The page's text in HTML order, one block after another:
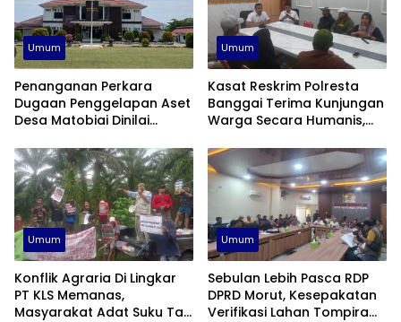
Umum
Penanganan Perkara
Dugaan Penggelapan Aset
Desa Matobiai Dinilai
Desak Segera Limpahkan
Berkas
Umum
Kasat Reskrim Polresta
Banggai Terima Kunjungan
Warga Secara Humanis,
PT KLS Secara Profesional
Umum
Konflik Agraria Di Lingkar
PT KLS Memanas,
Masyarakat Adat Suku Taa
Umum
Sebulan Lebih Pasca RDP
DPRD Morut, Kesepakatan
Verifikasi Lahan Tompira